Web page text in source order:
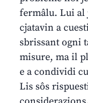
fermâlu. Lui al
cjatavin a
sbrissant ogni
misure, ma il
e a condividi
Lis sôs